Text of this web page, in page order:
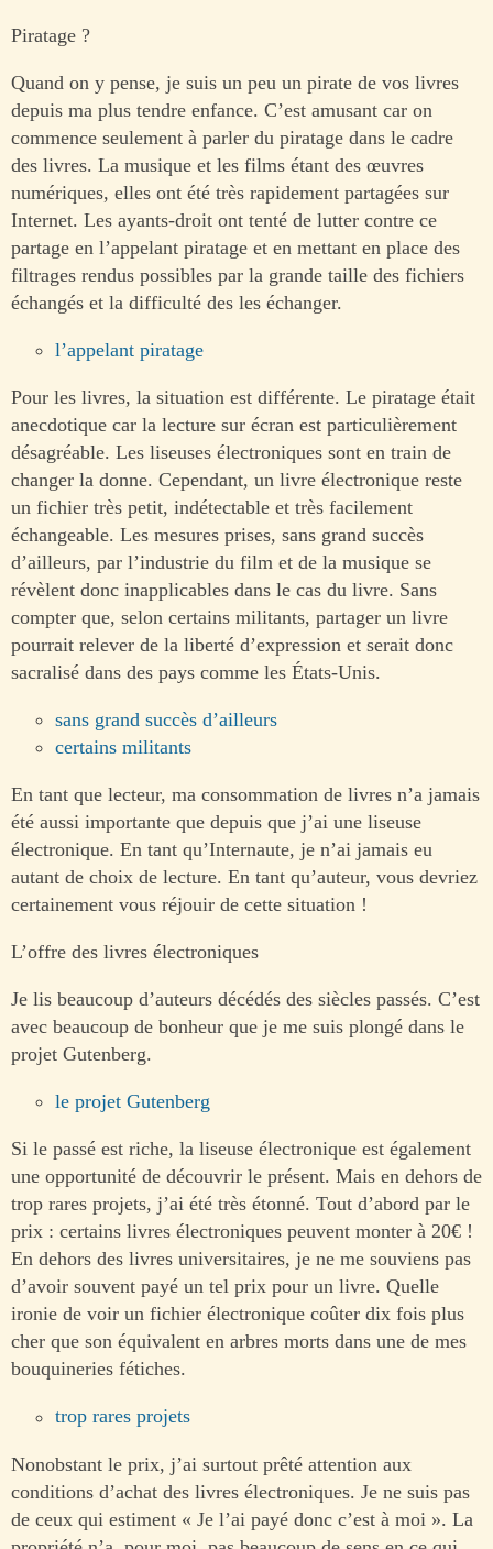
Piratage ?
Quand on y pense, je suis un peu un pirate de vos livres
depuis ma plus tendre enfance. C’est amusant car on
commence seulement à parler du piratage dans le cadre
des livres. La musique et les films étant des œuvres
numériques, elles ont été très rapidement partagées sur
Internet. Les ayants-droit ont tenté de lutter contre ce
partage en l’appelant piratage et en mettant en place des
filtrages rendus possibles par la grande taille des fichiers
échangés et la difficulté des les échanger.
l’appelant piratage
Pour les livres, la situation est différente. Le piratage était
anecdotique car la lecture sur écran est particulièrement
désagréable. Les liseuses électroniques sont en train de
changer la donne. Cependant, un livre électronique reste
un fichier très petit, indétectable et très facilement
échangeable. Les mesures prises, sans grand succès
d’ailleurs, par l’industrie du film et de la musique se
révèlent donc inapplicables dans le cas du livre. Sans
compter que, selon certains militants, partager un livre
pourrait relever de la liberté d’expression et serait donc
sacralisé dans des pays comme les États-Unis.
sans grand succès d’ailleurs
certains militants
En tant que lecteur, ma consommation de livres n’a jamais
été aussi importante que depuis que j’ai une liseuse
électronique. En tant qu’Internaute, je n’ai jamais eu
autant de choix de lecture. En tant qu’auteur, vous devriez
certainement vous réjouir de cette situation !
L’offre des livres électroniques
Je lis beaucoup d’auteurs décédés des siècles passés. C’est
avec beaucoup de bonheur que je me suis plongé dans le
projet Gutenberg.
le projet Gutenberg
Si le passé est riche, la liseuse électronique est également
une opportunité de découvrir le présent. Mais en dehors de
trop rares projets, j’ai été très étonné. Tout d’abord par le
prix : certains livres électroniques peuvent monter à 20€ !
En dehors des livres universitaires, je ne me souviens pas
d’avoir souvent payé un tel prix pour un livre. Quelle
ironie de voir un fichier électronique coûter dix fois plus
cher que son équivalent en arbres morts dans une de mes
bouquineries fétiches.
trop rares projets
Nonobstant le prix, j’ai surtout prêté attention aux
conditions d’achat des livres électroniques. Je ne suis pas
de ceux qui estiment « Je l’ai payé donc c’est à moi ». La